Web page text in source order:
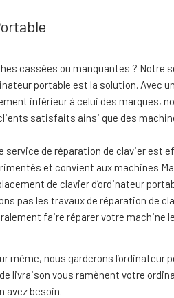
cassées ou manquantes ? Notre
portable est la solution. Avec
inférieur à celui des marques,
satisfaits ainsi que des
service de réparation de clavier est
et convient aux machines
de clavier d’ordinateur
pas les travaux de réparation de
faire réparer votre machine
même, nous garderons l’ordinateur
livraison vous ramènent votre
avez besoin.